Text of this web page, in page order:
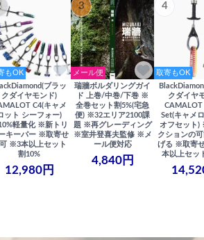
もOK
ブラッ
クダイヤモンド)
C4(キャメ
ット シーフォー)
軽量化 ※新トリ
キーパー ※取寄せ
※3本以上セット
割10%
12,980円
3
メール便
瑞牆ボルダリングガイ
ド 上巻/中巻/下巻 ※
全巻セット割5%(宅急
便) ※32エリア2100課
題 ※再グレーディング
※室井登喜夫監修 ※メ
ール便対応
4,840円
4
取寄もOK
クダイヤ
Set(キャメ
オフセット)
クションの
げる ※取寄
本以上セッ